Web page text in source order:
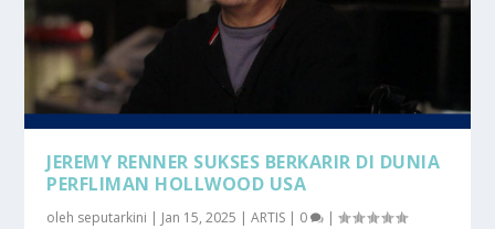
JEREMY RENNER SUKSES BERKARIR DI DUNIA
PERFLIMAN HOLLWOOD USA
oleh seputarkini | Jan 15, 2025 |ARTIS | 0 |